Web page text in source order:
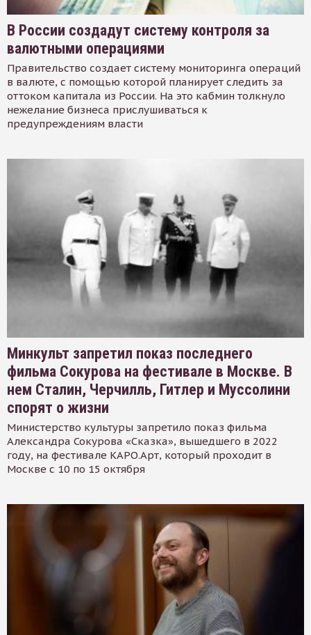
В России создадут систему контроля за
валютными операциями
Правительство создает систему мониторинга операций
в валюте, с помощью которой планирует следить за
оттоком капитала из России. На это кабмин толкнуло
нежелание бизнеса прислушиваться к
предупреждениям власти
Минкульт запретил показ последнего
фильма Сокурова на фестивале в Москве. В
нем Сталин, Черчилль, Гитлер и Муссолини
спорят о жизни
Министерство культуры запретило показ фильма
Александра Сокурова «Сказка», вышедшего в 2022
году, на фестивале КАРО.Арт, который проходит в
Москве с 10 по 15 октября